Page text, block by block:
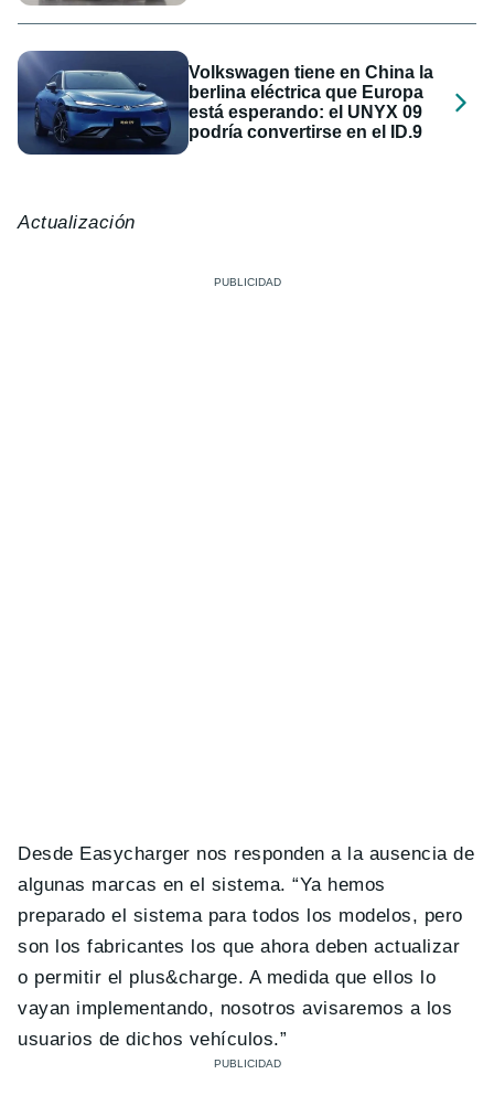
Volkswagen tiene en China la
berlina eléctrica que Europa
está esperando: el UNYX 09
podría convertirse en el ID.9
Actualización
Desde Easycharger nos responden a la ausencia de
algunas marcas en el sistema. “Ya hemos
preparado el sistema para todos los modelos, pero
son los fabricantes los que ahora deben actualizar
o permitir el plus&charge. A medida que ellos lo
vayan implementando, nosotros avisaremos a los
usuarios de dichos vehículos.”